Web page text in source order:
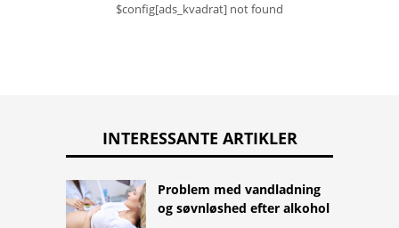
$config[ads_kvadrat] not found
INTERESSANTE ARTIKLER
Problem med vandladning
og søvnløshed efter alkohol